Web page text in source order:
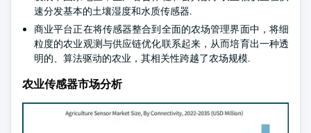
速分发基本的土壤湿度和水质传感器.
商业平台正在将传感器整合到全面的农场管理界面中，将细
粒度的农业观测与供应链优化联系起来，从而培育出一种透
明的、算法驱动的农业，其相关性跨越了农场规模.
农业传感器市场分析